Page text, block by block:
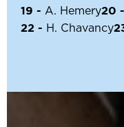
19 - A. Hemery20 -
22 - H. Chavancy